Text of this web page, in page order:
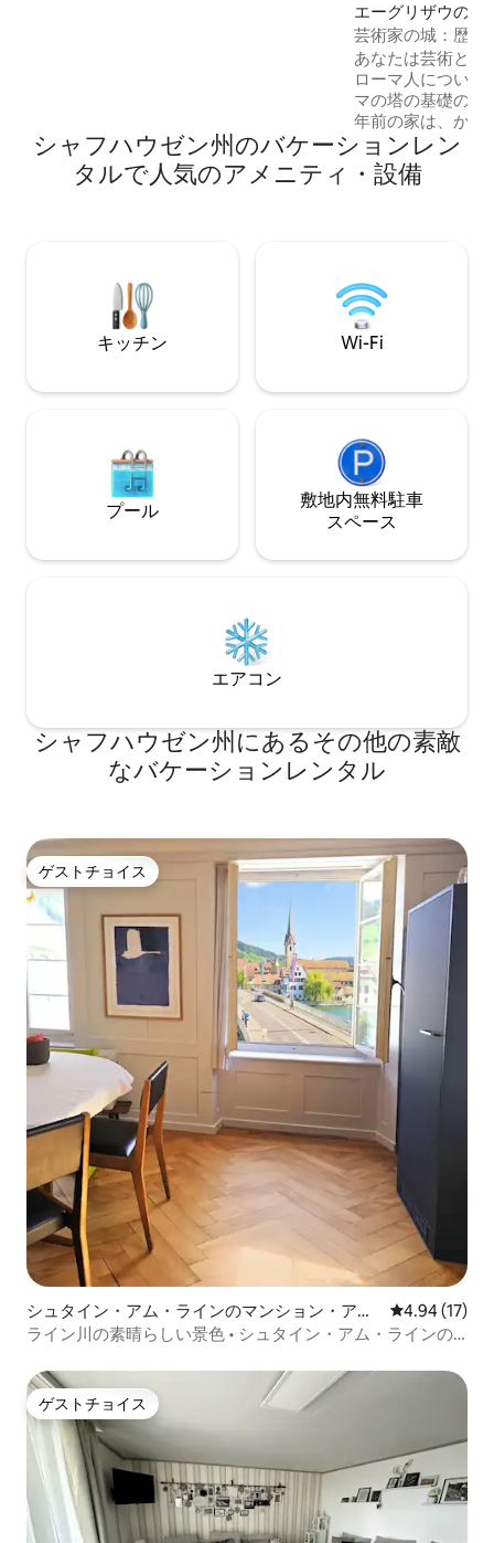
エーグリザウの城
芸術家の城：歴史
あなたは芸術と歴
ローマ人につい
マの塔の基礎の
年前の家は、かつ
本、芸術、音楽、
愛に満ちていま
「The Artist's
にある私の歴史的
め。
シャフハウゼン州のバケーションレン
タルで人気のアメニティ・設備
キッチン Wi-Fi
プール
敷地内無料駐⁠車
ス⁠ペ⁠ー⁠ス
エアコン
シャフハウゼン州にあるその他の素敵
なバケーションレンタル
ゲストチョイス
ゲストチョイス
シュタイン・アム・ラインのマンション・アパ
ート
レビュー17
4.94 (17)
ライン川の素晴らしい景色 • シュタイン・アム・ラインの
ゲストチョイス
ゲストチョイス